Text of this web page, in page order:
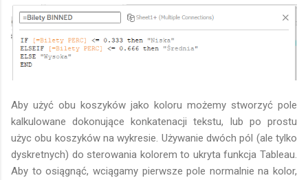
Aby użyć obu koszyków jako koloru możemy stworzyć pole
kalkulowane dokonujące konkatenacji tekstu, lub po prostu
użyc obu koszyków na wykresie. Używanie dwóch pól (ale tylko
dyskretnych) do sterowania kolorem to ukryta funkcja Tableau.
Aby to osiągnąć, wciągamy pierwsze pole normalnie na kolor,